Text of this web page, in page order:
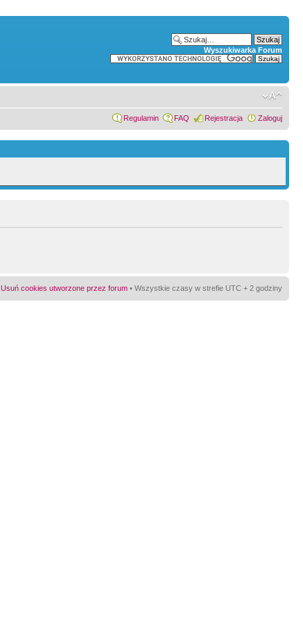
Wyszukiwarka Forum
Regulamin FAQ Rejestracja Zaloguj
Usuń cookies utworzone przez forum • Wszystkie czasy w strefie UTC + 2 godziny